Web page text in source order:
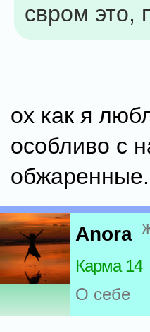
свром это,
ох как я
особливо с
Anora
Карма 14
О себе